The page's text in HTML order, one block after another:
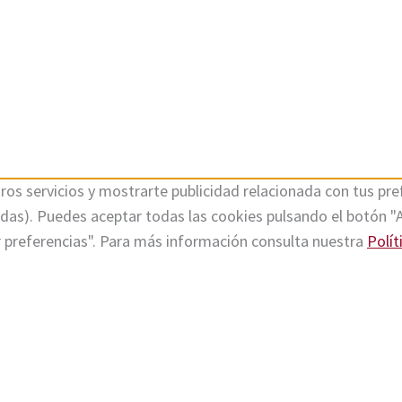
servicios y mostrarte publicidad relacionada con tus
Puedes aceptar todas las cookies pulsando el botón
Para más información consulta nuestra